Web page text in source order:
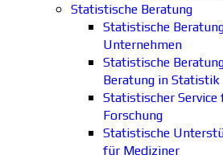
Statistische Beratung
Statistische
Unternehmen
Statistische
Beratung in Statistik
Statistischer Service
Forschung
Statistische
für Mediziner